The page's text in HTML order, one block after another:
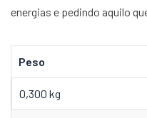
energias e pedindo aquilo
Peso
0,300 kg